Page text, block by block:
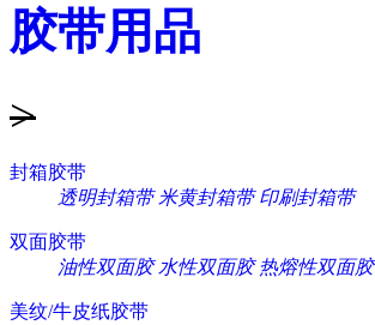
胶带用品
>
封箱胶带
透明封箱带 米黄封箱带 印刷封箱带
双面胶带
油性双面胶 水性双面胶 热熔性双面胶
美纹/牛皮纸胶带